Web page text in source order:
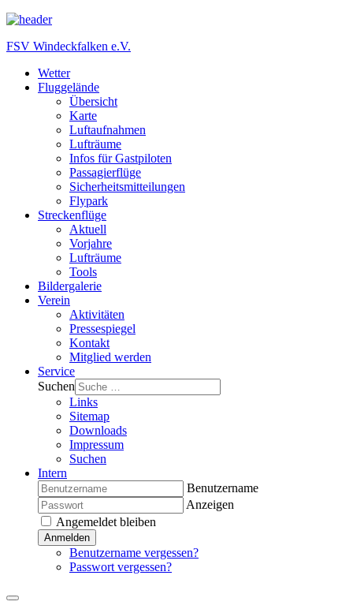
FSV Windeckfalken e.V.
Wetter
Fluggelände
Übersicht
Karte
Luftaufnahmen
Lufträume
Infos für Gastpiloten
Passagierflüge
Sicherheitsmitteilungen
Flypark
Streckenflüge
Aktuell
Vorjahre
Lufträume
Tools
Bildergalerie
Verein
Aktivitäten
Pressespiegel
Kontakt
Mitglied werden
Service
Suchen
Links
Sitemap
Downloads
Impressum
Suchen
Intern
Benutzername
Anzeigen
Angemeldet bleiben
Anmelden
Benutzername vergessen?
Passwort vergessen?